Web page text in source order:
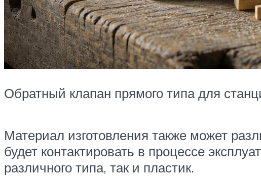
Обратный клапан прямого типа для
Материал изготовления также может
будет контактировать в процессе
различного типа, так и пластик.